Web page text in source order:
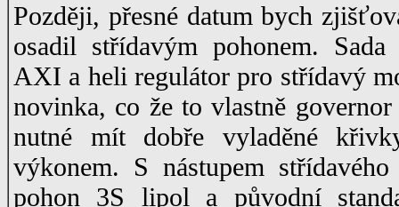
Později, přesné datum bych
osadil střídavým pohonem.
AXI a heli regulátor pro střídavý
novinka, co že to vlastně
nutné mít dobře vyladěné
výkonem. S nástupem
pohon 3S lipol a původní